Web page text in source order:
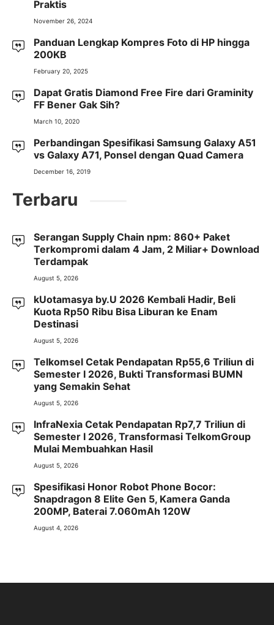
Praktis
November 26, 2024
Panduan Lengkap Kompres Foto di HP hingga
200KB
February 20, 2025
Dapat Gratis Diamond Free Fire dari Graminity
FF Bener Gak Sih?
March 10, 2020
Perbandingan Spesifikasi Samsung Galaxy A51
vs Galaxy A71, Ponsel dengan Quad Camera
December 16, 2019
Terbaru
Serangan Supply Chain npm: 860+ Paket
Terkompromi dalam 4 Jam, 2 Miliar+ Download
Terdampak
August 5, 2026
kUotamasya by.U 2026 Kembali Hadir, Beli
Kuota Rp50 Ribu Bisa Liburan ke Enam
Destinasi
August 5, 2026
Telkomsel Cetak Pendapatan Rp55,6 Triliun di
Semester I 2026, Bukti Transformasi BUMN
yang Semakin Sehat
August 5, 2026
InfraNexia Cetak Pendapatan Rp7,7 Triliun di
Semester I 2026, Transformasi TelkomGroup
Mulai Membuahkan Hasil
August 5, 2026
Spesifikasi Honor Robot Phone Bocor:
Snapdragon 8 Elite Gen 5, Kamera Ganda
200MP, Baterai 7.060mAh 120W
August 4, 2026